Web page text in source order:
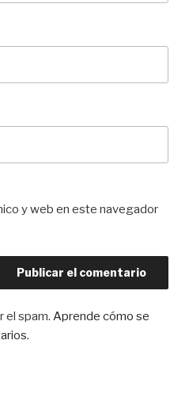
y web en este navegador
el spam. Aprende cómo se